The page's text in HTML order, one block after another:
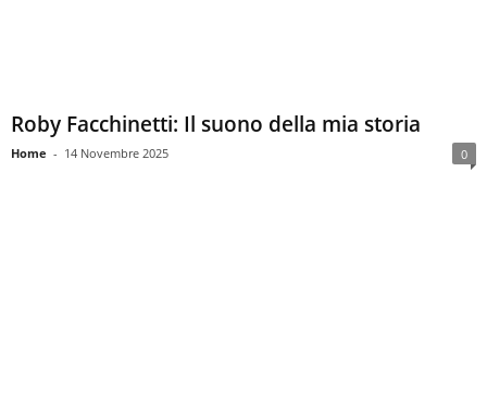
Roby Facchinetti: Il suono della mia storia
Home - 14 Novembre 2025 0